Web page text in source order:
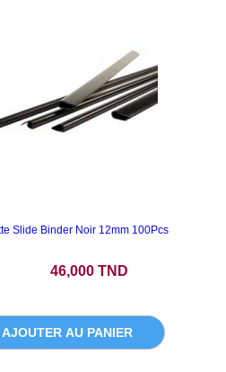
Slide Binder Noir 12mm 100Pcs
46,000 TND
AJOUTER AU PANIER